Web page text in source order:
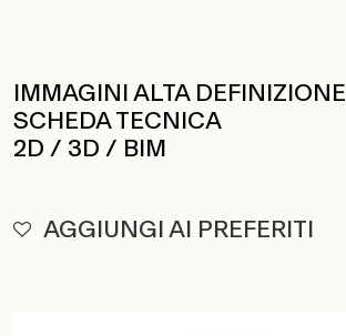
IMMAGINI ALTA DEFINIZIONE
SCHEDA TECNICA
2D / 3D / BIM
AGGIUNGI AI PREFERITI